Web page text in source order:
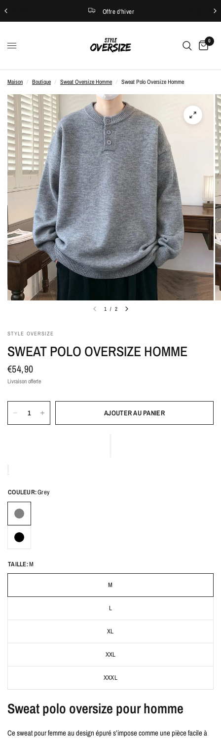
Offre d'hiver
0
Maison / Boutique / Sweat Oversize Homme / Sweat Polo Oversize Homme
1 / 2
STYLE OVERSIZE
SWEAT POLO OVERSIZE HOMME
€54,90
Livraison offerte
AJOUTER AU PANIER
COULEUR:Grey
TAILLE:M
M
L
XL
XXL
XXXL
Sweat polo oversize pour homme
Ce sweat pour femme au design épuré s’impose comme une pièce facile à